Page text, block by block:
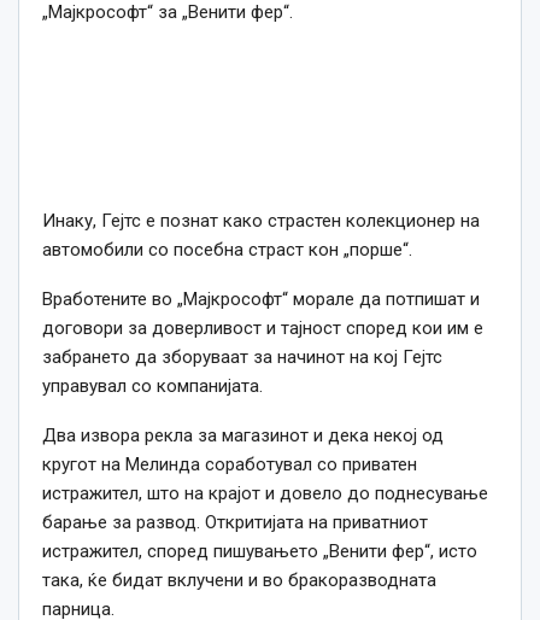
„Мајкрософт“ за „Венити фер“.
Инаку, Гејтс е познат како страстен колекционер на
автомобили со посебна страст кон „порше“.
Вработените во „Мајкрософт“ морале да потпишат и
договори за доверливост и тајност според кои им е
забрането да зборуваат за начинот нa кој Гејтс
управувал со компанијата.
Два извора рекла за магазинот и дека некој од
кругот на Мелинда соработувал со приватен
истражител, што на крајот и довело до поднесување
барање за развод. Откритијата на приватниот
истражител, според пишувањето „Венити фер“, исто
така, ќе бидат вклучени и во бракоразводната
парница.